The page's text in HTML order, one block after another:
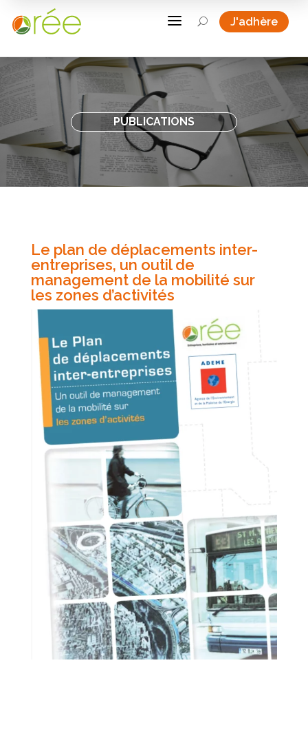
a U J'adhère
PUBLICATIONS
Le plan de déplacements inter-
entreprises, un outil de
management de la mobilité sur
les zones d’activités